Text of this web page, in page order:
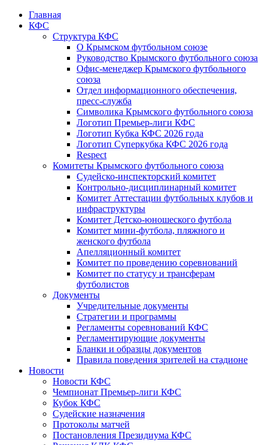
Главная
КФС
Структура КФС
О Крымском футбольном союзе
Руководство Крымского футбольного союза
Офис-менеджер Крымского футбольного
союза
Отдел информационного обеспечения,
пресс-служба
Символика Крымского футбольного союза
Логотип Премьер-лиги КФС
Логотип Кубка КФС 2026 года
Логотип Суперкубка КФС 2026 года
Respect
Комитеты Крымского футбольного союза
Судейско-инспекторский комитет
Контрольно-дисциплинарный комитет
Комитет Аттестации футбольных клубов и
инфраструктуры
Комитет Детско-юношеского футбола
Комитет мини-футбола, пляжного и
женского футбола
Апелляционный комитет
Комитет по проведению соревнований
Комитет по статусу и трансферам
футболистов
Документы
Учредительные документы
Стратегии и программы
Регламенты соревнований КФС
Регламентирующие документы
Бланки и образцы документов
Правила поведения зрителей на стадионе
Новости
Новости КФС
Чемпионат Премьер-лиги КФС
Кубок КФС
Судейские назначения
Протоколы матчей
Постановления Президиума КФС